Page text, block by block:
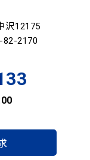
沢12175
82-2170